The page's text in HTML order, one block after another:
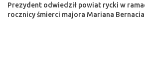
Prezydent odwiedził powiat rycki w
rocznicy śmierci majora Mariana